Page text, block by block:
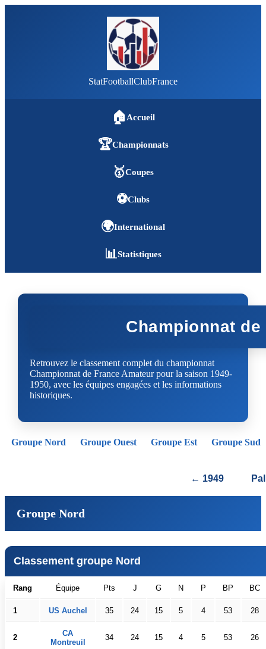
StatFootballClubFrance
🏠 Accueil
🏆Championnats
🥇Coupes
⚽Clubs
🌍International
📊Statistiques
Championnat
Retrouvez le classement complet du championnat
Championnat de France Amateur pour la saison 1949-
1950, avec les équipes engagées et les informations
historiques.
Groupe Nord Groupe Ouest Groupe Est Groupe Sud
← 1949
Groupe Nord
Classement groupe Nord
Rang Équipe Pts J G N P BP BC
1 US Auchel 35 24 15 5 4 53 28
2
CA
Montreuil
34 24 15 4 5 53 26